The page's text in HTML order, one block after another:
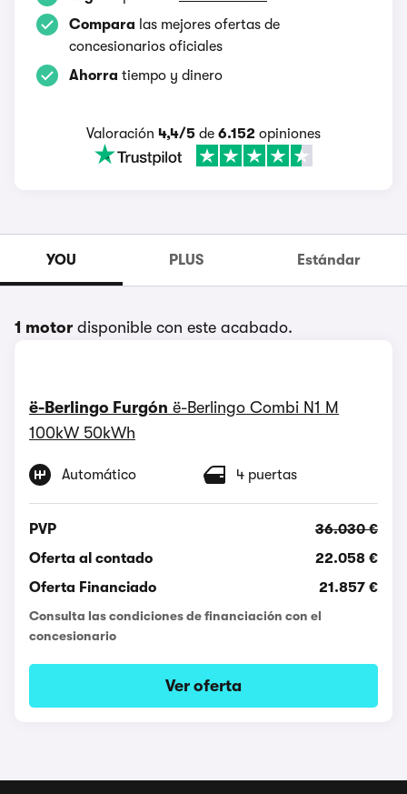
Compara las mejores ofertas de
concesionarios oficiales
Ahorra tiempo y dinero
Valoración 4,4/5 de 6.152 opiniones
YOU PLUS Estándar
1 motor disponible con este acabado.
ë-Berlingo Furgón ë-Berlingo Combi N1 M
100kW 50kWh
Automático 4 puertas
PVP
36.030 €
Oferta al contado
22.058 €
Oferta Financiado
21.857 €
Consulta las condiciones de financiación con el
concesionario
Ver oferta